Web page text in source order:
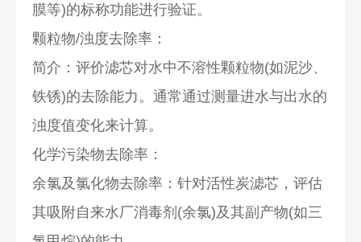
膜等)的标称功能进行验证。
颗粒物/浊度去除率：
简介：评价滤芯对水中不溶性颗粒物(如泥沙、
铁锈)的去除能力。通常通过测量进水与出水的
浊度值变化来计算。
化学污染物去除率：
余氯及氯化物去除率：针对活性炭滤芯，评估
其吸附自来水厂消毒剂(余氯)及其副产物(如三